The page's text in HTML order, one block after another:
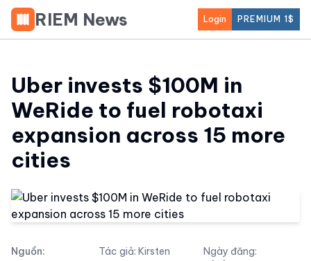
RIEM News Login PREMIUM 1$
Uber invests $100M in
WeRide to fuel robotaxi
expansion across 15 more
cities
Nguồn:
Tác giả: Kirsten
Ngày đăng: